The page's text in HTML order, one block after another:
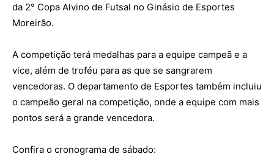
da 2° Copa Alvino de Futsal no Ginásio de Esportes
Moreirão.
A competição terá medalhas para a equipe campeã e a
vice, além de troféu para as que se sangrarem
vencedoras. O departamento de Esportes também incluiu
o campeão geral na competição, onde a equipe com mais
pontos será a grande vencedora.
Confira o cronograma de sábado: